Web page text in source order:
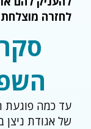
לחזרה
עד כמה פוגעת
של אגודת